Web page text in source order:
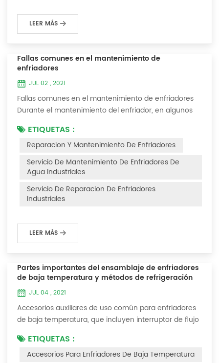
LEER MÁS
Fallas comunes en el mantenimiento de
enfriadores
JUL 02 , 2021
Fallas comunes en el mantenimiento de enfriadores
Durante el mantenimiento del enfriador, en algunos
que el enfriador se haya utilizado durante un período
de tiempo, encontraremos que el enfriador hace ruido
y hay muchas capas de polvo en los accesorios. Este
es un fenómeno común en el uso del enfriador. En
ETIQUETAS :
Reparacion Y Mantenimiento De Enfriadores
Servicio De Mantenimiento De Enfriadores De
Agua Industriales
Servicio De Reparacion De Enfriadores
Industriales
LEER MÁS
Partes importantes del ensamblaje de enfriadores
de baja temperatura y métodos de refrigeración
JUL 04 , 2021
Accesorios auxiliares de uso común para enfriadores
de baja temperatura, que incluyen interruptor de flujo
diferencia de presión, controlador de temperatura y
válvula solenoide, así como una breve introducción de
ETIQUETAS :
Accesorios Para Enfriadores De Baja Temperatura